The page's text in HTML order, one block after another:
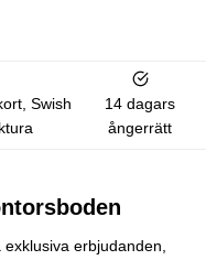
Swish
14 dagars
ångerrätt
erbjudanden,